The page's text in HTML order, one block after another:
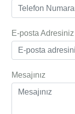
E-posta Adresiniz
Mesajınız